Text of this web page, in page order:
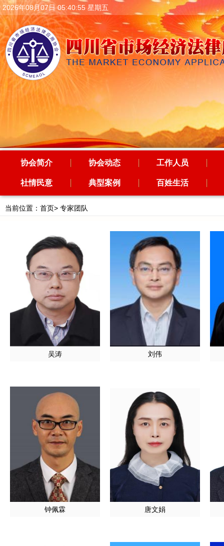
2026年08月07日 05:40:57 星期五
协会简介 协会动态 工作人员
社情民意 典型案例 百姓生活
当前位置： 首页> 专家团队
吴涛 刘伟
钟佩霖 唐文娟